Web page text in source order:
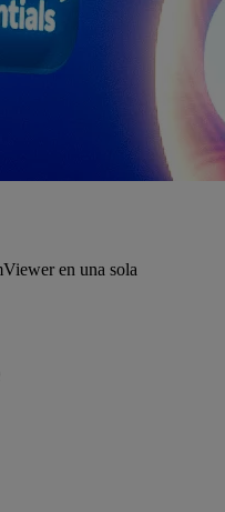
en una sola